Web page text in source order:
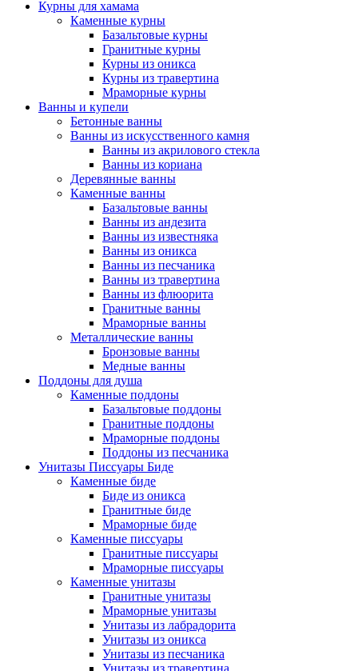
Курны для хамама
Каменные курны
Базальтовые курны
Гранитные курны
Курны из оникса
Курны из травертина
Мраморные курны
Ванны и купели
Бетонные ванны
Ванны из искусственного камня
Ванны из акрилового стекла
Ванны из кориана
Деревянные ванны
Каменные ванны
Базальтовые ванны
Ванны из андезита
Ванны из известняка
Ванны из оникса
Ванны из песчаника
Ванны из травертина
Ванны из флюорита
Гранитные ванны
Мраморные ванны
Металлические ванны
Бронзовые ванны
Медные ванны
Поддоны для душа
Каменные поддоны
Базальтовые поддоны
Гранитные поддоны
Мраморные поддоны
Поддоны из песчаника
Унитазы Писсуары Биде
Каменные биде
Биде из оникса
Гранитные биде
Мраморные биде
Каменные писсуары
Гранитные писсуары
Мраморные писсуары
Каменные унитазы
Гранитные унитазы
Мраморные унитазы
Унитазы из лабрадорита
Унитазы из оникса
Унитазы из песчаника
Унитазы из травертина